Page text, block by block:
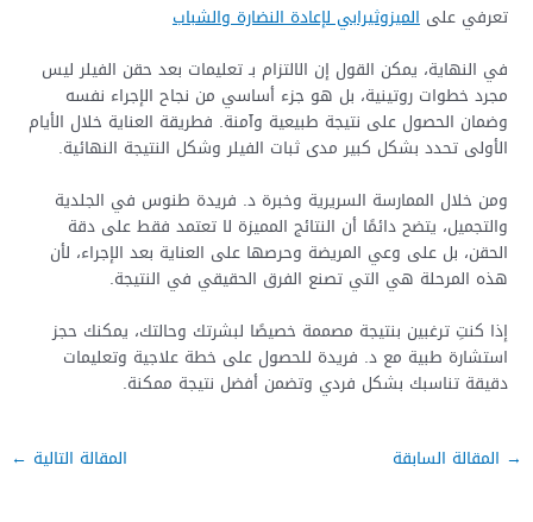
تعرفي علىالميزوثيرابي لإعادة النضارة والشباب
في النهاية، يمكن القول إن الالتزام بـ تعليمات بعد حقن الفيلر ليس
مجرد خطوات روتينية، بل هو جزء أساسي من نجاح الإجراء نفسه
وضمان الحصول على نتيجة طبيعية وآمنة. فطريقة العناية خلال الأيام
الأولى تحدد بشكل كبير مدى ثبات الفيلر وشكل النتيجة النهائية.
ومن خلال الممارسة السريرية وخبرة د. فريدة طنوس في الجلدية
والتجميل، يتضح دائمًا أن النتائج المميزة لا تعتمد فقط على دقة
الحقن، بل على وعي المريضة وحرصها على العناية بعد الإجراء، لأن
هذه المرحلة هي التي تصنع الفرق الحقيقي في النتيجة.
إذا كنتِ ترغبين بنتيجة مصممة خصيصًا لبشرتك وحالتك، يمكنك حجز
استشارة طبية مع د. فريدة للحصول على خطة علاجية وتعليمات
دقيقة تناسبك بشكل فردي وتضمن أفضل نتيجة ممكنة.
→ المقالة السابقة المقالة التالية ←